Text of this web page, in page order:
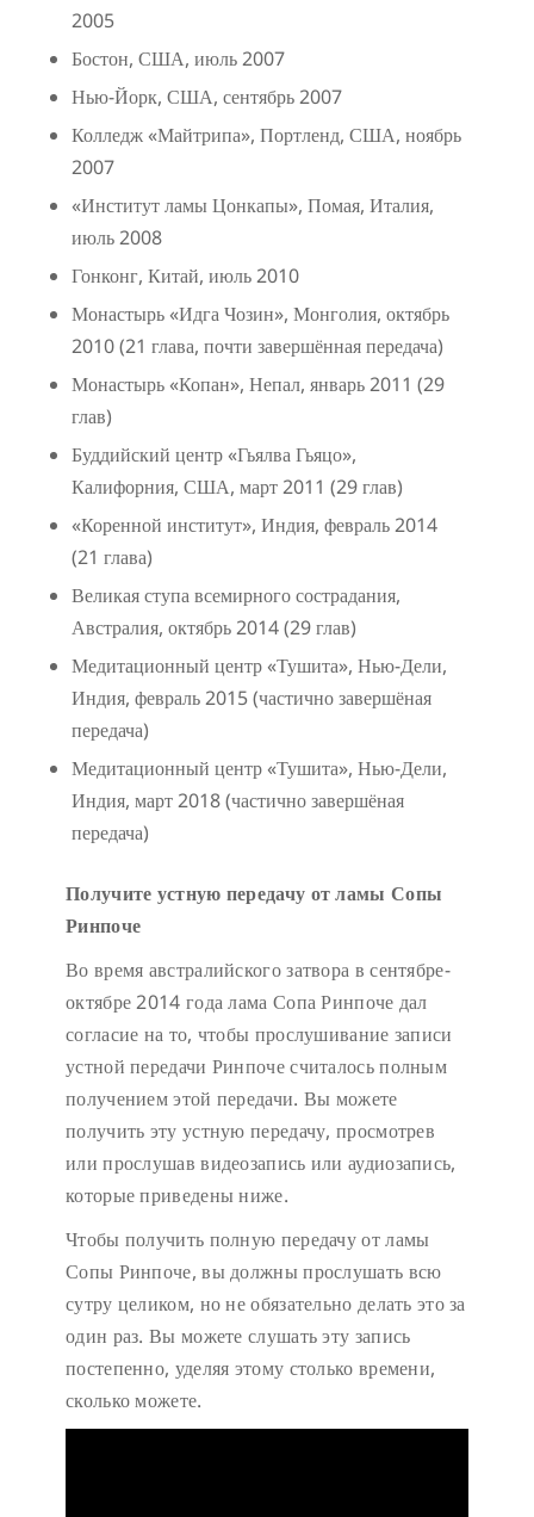
2005
Бостон, США, июль 2007
Нью-Йорк, США, сентябрь 2007
Колледж «Майтрипа», Портленд, США, ноябрь
2007
«Институт ламы Цонкапы», Помая, Италия,
июль 2008
Гонконг, Китай, июль 2010
Монастырь «Идга Чозин», Монголия, октябрь
2010 (21 глава, почти завершённая передача)
Монастырь «Копан», Непал, январь 2011 (29
глав)
Буддийский центр «Гьялва Гьяцо»,
Калифорния, США, март 2011 (29 глав)
«Коренной институт», Индия, февраль 2014
(21 глава)
Великая ступа всемирного сострадания,
Австралия, октябрь 2014 (29 глав)
Медитационный центр «Тушита», Нью-Дели,
Индия, февраль 2015 (частично завершёная
передача)
Медитационный центр «Тушита», Нью-Дели,
Индия, март 2018 (частично завершёная
передача)
Получите устную передачу от ламы Сопы
Ринпоче
Во время австралийского затвора в сентябре-
октябре 2014 года лама Сопа Ринпоче дал
согласие на то, чтобы прослушивание записи
устной передачи Ринпоче считалось полным
получением этой передачи. Вы можете
получить эту устную передачу, просмотрев
или прослушав видеозапись или аудиозапись,
которые приведены ниже.
Чтобы получить полную передачу от ламы
Сопы Ринпоче, вы должны прослушать всю
сутру целиком, но не обязательно делать это за
один раз. Вы можете слушать эту запись
постепенно, уделяя этому столько времени,
сколько можете.